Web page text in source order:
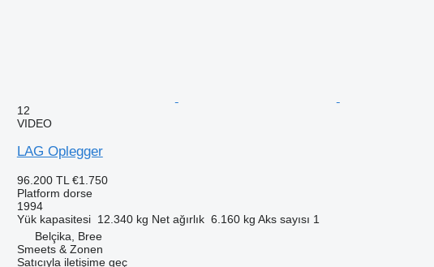
12
VIDEO
LAG Oplegger
96.200 TL €1.750
Platform dorse
1994
Yük kapasitesi 12.340 kg Net ağırlık 6.160 kg Aks sayısı 1
Belçika, Bree
Smeets & Zonen
Satıcıyla iletişime geç